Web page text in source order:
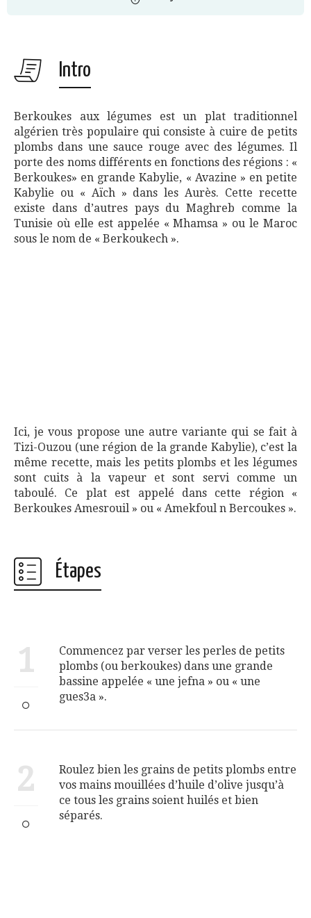
Intro
Berkoukes aux légumes est un plat traditionnel
algérien très populaire qui consiste à cuire de petits
plombs dans une sauce rouge avec des légumes. Il
porte des noms différents en fonctions des régions : «
Berkoukes» en grande Kabylie, « Avazine » en petite
Kabylie ou « Aïch » dans les Aurès. Cette recette
existe dans d’autres pays du Maghreb comme la
Tunisie où elle est appelée « Mhamsa » ou le Maroc
sous le nom de « Berkoukech ».
Ici, je vous propose une autre variante qui se fait à
Tizi-Ouzou (une région de la grande Kabylie), c’est la
même recette, mais les petits plombs et les légumes
sont cuits à la vapeur et sont servi comme un
taboulé. Ce plat est appelé dans cette région «
Berkoukes Amesrouil » ou « Amekfoul n Bercoukes ».
Étapes
1
Commencez par verser les perles de petits
plombs (ou berkoukes) dans une grande
bassine appelée « une jefna » ou « une
gues3a ».
2
Roulez bien les grains de petits plombs entre
vos mains mouillées d’huile d’olive jusqu’à
ce tous les grains soient huilés et bien
séparés.